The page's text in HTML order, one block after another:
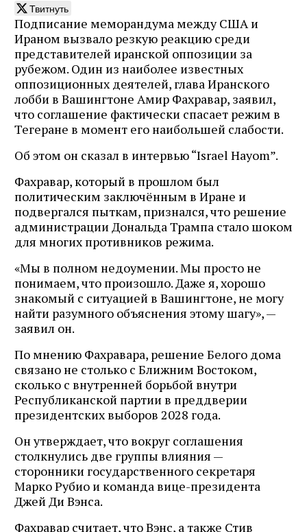
Твитнуть
Подписание меморандума между США и
Ираном вызвало резкую реакцию среди
представителей иранской оппозиции за
рубежом. Один из наиболее известных
оппозиционных деятелей, глава Иранского
лобби в Вашингтоне Амир Фахравар, заявил,
что соглашение фактически спасает режим в
Тегеране в момент его наибольшей слабости.
Об этом он сказал в интервью “Israel Hayom”.
Фахравар, который в прошлом был
политическим заключённым в Иране и
подвергался пыткам, признался, что решение
администрации Дональда Трампа стало шоком
для многих противников режима.
«Мы в полном недоумении. Мы просто не
понимаем, что произошло. Даже я, хорошо
знакомый с ситуацией в Вашингтоне, не могу
найти разумного объяснения этому шагу», —
заявил он.
По мнению Фахравара, решение Белого дома
связано не столько с Ближним Востоком,
сколько с внутренней борьбой внутри
Республиканской партии в преддверии
президентских выборов 2028 года.
Он утверждает, что вокруг соглашения
столкнулись две группы влияния —
сторонники государственного секретаря
Марко Рубио и команда вице-президента
Джей Ди Вэнса.
Фахравар считает, что Вэнс, а также Стив